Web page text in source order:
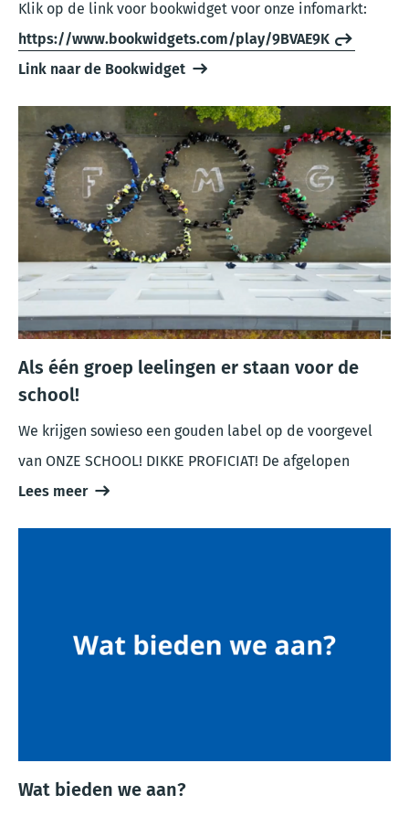
Klik op de link voor bookwidget voor onze infomarkt:
https://www.bookwidgets.com/play/9BVAE9K
Link naar de Bookwidget
Als één groep leelingen er staan voor de
school!
We krijgen sowieso een gouden label op de voorgevel
van ONZE SCHOOL! DIKKE PROFICIAT! De afgelopen
Lees meer
Wat bieden we aan?